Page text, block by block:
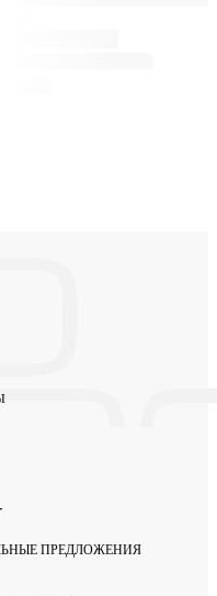
ПРЕДЛОЖЕНИЯ